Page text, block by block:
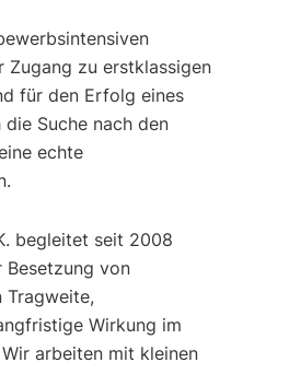
Zugang zu erstklassigen
für den Erfolg eines
Suche nach den
echte
begleitet seit 2008
Besetzung von
Tragweite,
Wirkung im
arbeiten mit kleinen